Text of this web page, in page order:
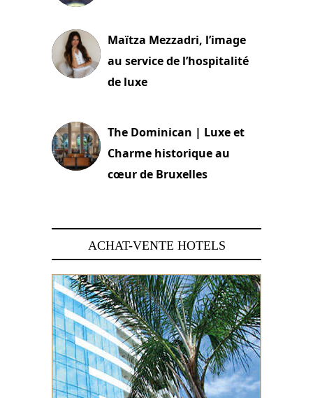
Maïtza Mezzadri, l’image
au service de l’hospitalité
de luxe
The Dominican | Luxe et
Charme historique au
cœur de Bruxelles
ACHAT-VENTE HOTELS